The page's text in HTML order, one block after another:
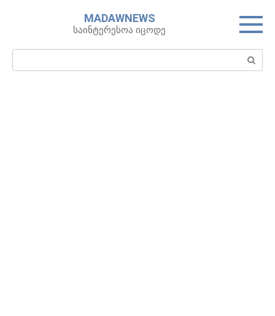
MADAWNEWS
საინტერესოა იცოდე
Search: